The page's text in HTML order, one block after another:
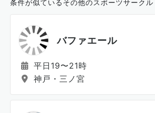
条件が似ているその他のスポーツサークル
バファエール
平日19〜21時
神戸・三ノ宮